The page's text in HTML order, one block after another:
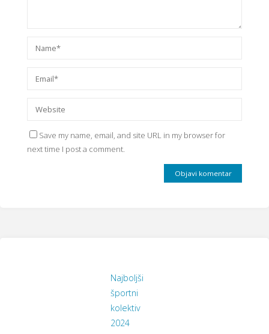
Save my name, email, and site URL in my browser for
next time I post a comment.
Najboljši
športni
kolektiv
2024